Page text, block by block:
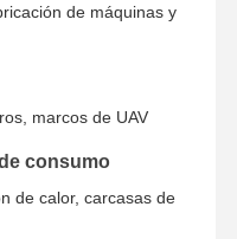
de máquinas y
marcos de UAV
consumo
de calor, carcasas de